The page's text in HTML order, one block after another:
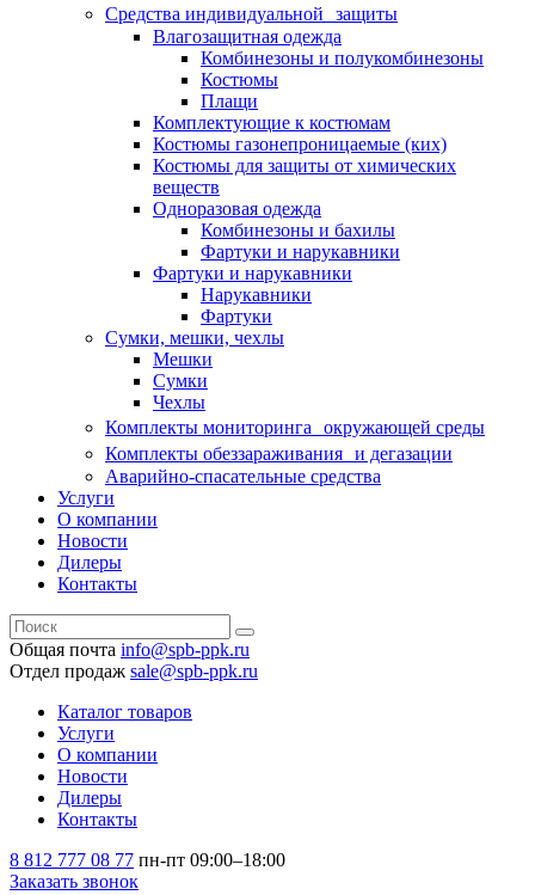
Средства индивидуальной защиты
Влагозащитная одежда
Комбинезоны и полукомбинезоны
Костюмы
Плащи
Комплектующие к костюмам
Костюмы газонепроницаемые (ких)
Костюмы для защиты от химических
веществ
Одноразовая одежда
Комбинезоны и бахилы
Фартуки и нарукавники
Фартуки и нарукавники
Нарукавники
Фартуки
Сумки, мешки, чехлы
Мешки
Сумки
Чехлы
Комплекты мониторинга окружающей среды
Комплекты обеззараживания и дегазации
Аварийно-спасательные средства
Услуги
О компании
Новости
Дилеры
Контакты
Общая почта info@spb-ppk.ru
Отдел продаж sale@spb-ppk.ru
Каталог товаров
Услуги
О компании
Новости
Дилеры
Контакты
8 812 777 08 77 пн-пт 09:00–18:00
Заказать звонок